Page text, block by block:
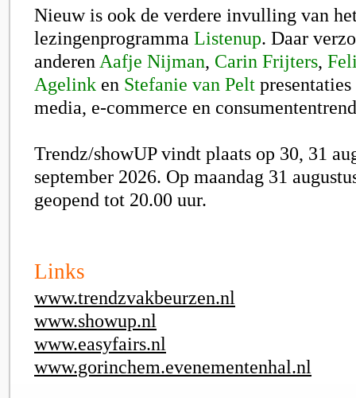
Nieuw is ook de verdere invulling van
lezingenprogramma Listenup. Daar
anderen Aafje Nijman, Carin Frijters,
Agelink en Stefanie van Pelt
media, e-commerce en
Trendz/showUP vindt plaats op 30, 31
september 2026. Op maandag 31
geopend tot 20.00 uur.
Links
www.trendzvakbeurzen.nl
www.showup.nl
www.easyfairs.nl
www.gorinchem.evenementenhal.nl